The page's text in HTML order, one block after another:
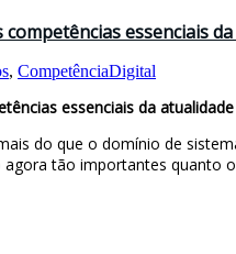
essenciais
, CompetênciaDigital
essenciais da
do que o domínio de
tão importantes quanto